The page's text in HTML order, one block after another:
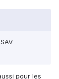
pour les